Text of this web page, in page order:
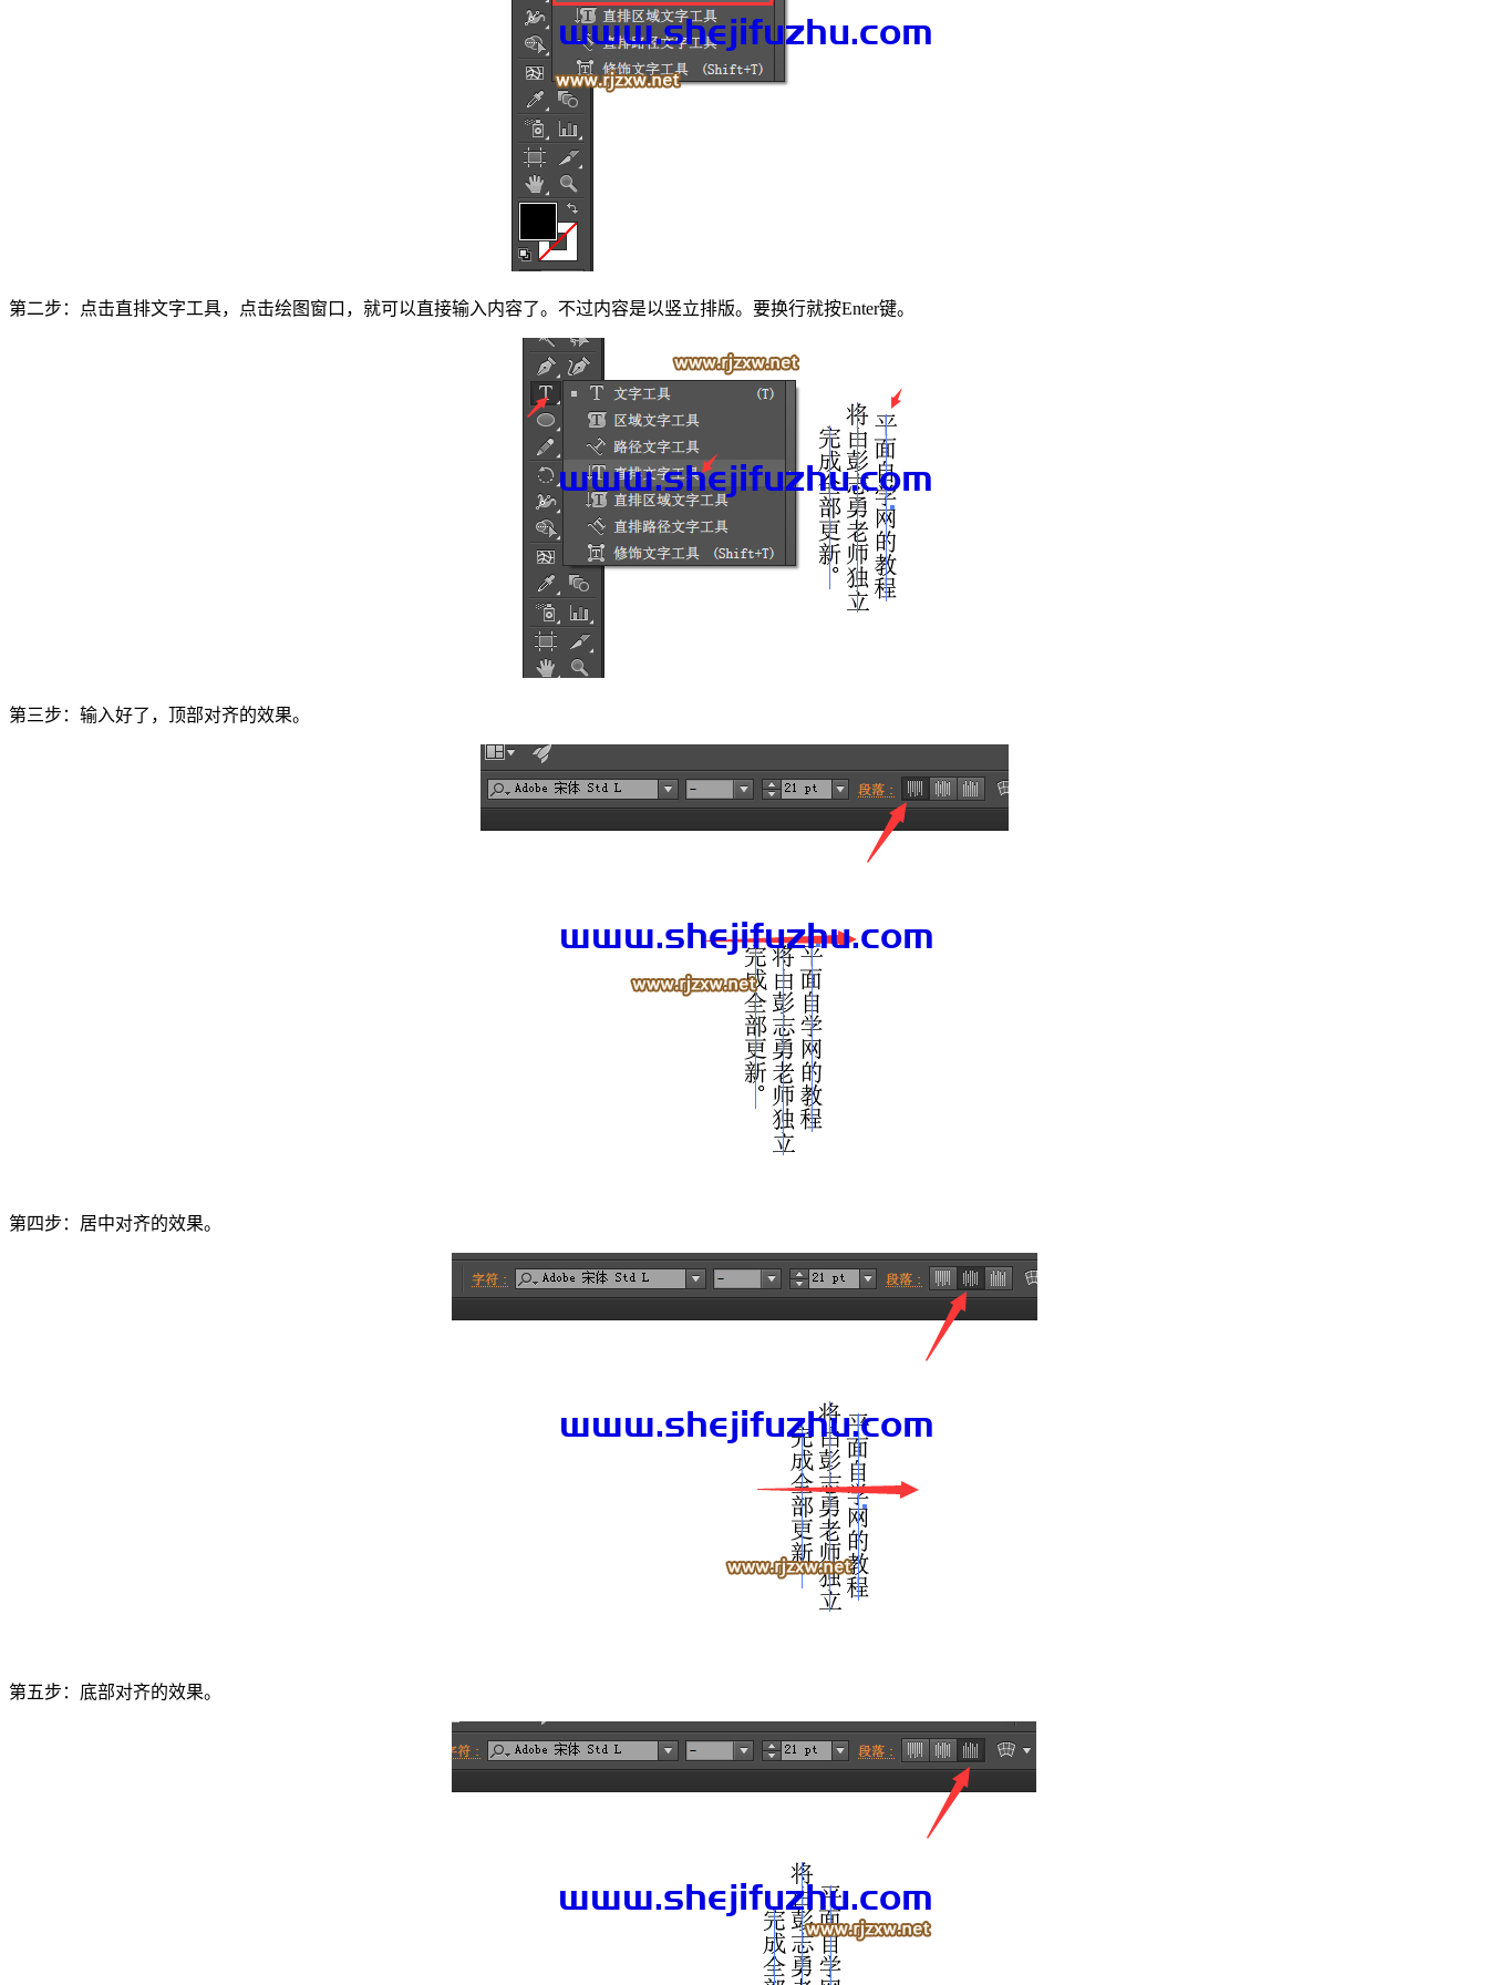
第二步：点击直排文字工具，点击绘图窗口，就可以直接输入内容了。不过内容是以竖立排版。要换行就按Enter键。
第三步：输入好了，顶部对齐的效果。
第四步：居中对齐的效果。
第五步：底部对齐的效果。